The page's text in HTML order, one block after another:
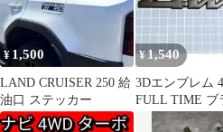
¥ 1,500
LAND CRUISER 250 給
油口 ステッカー
¥1,540
3Dエンブレム
FULL TIME ブ